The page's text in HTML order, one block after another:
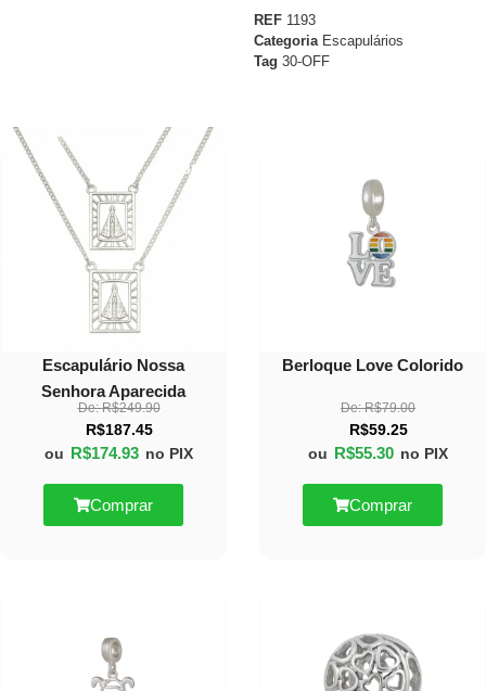
REF 1193
Categoria Escapulários
Tag 30-OFF
30%
Escapulário Nossa
Senhora Aparecida
De:R$249.90
R$187.45
ou R$174.93 no PIX
Comprar
Berloque Love Colorido
De:R$79.00
R$59.25
ou R$55.30 no PIX
Comprar